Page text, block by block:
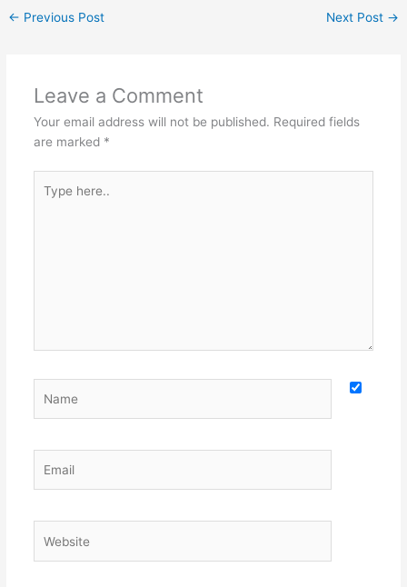
← Previous Post Next Post →
Leave a Comment
Your email address will not be published. Required fields
are marked *
here..